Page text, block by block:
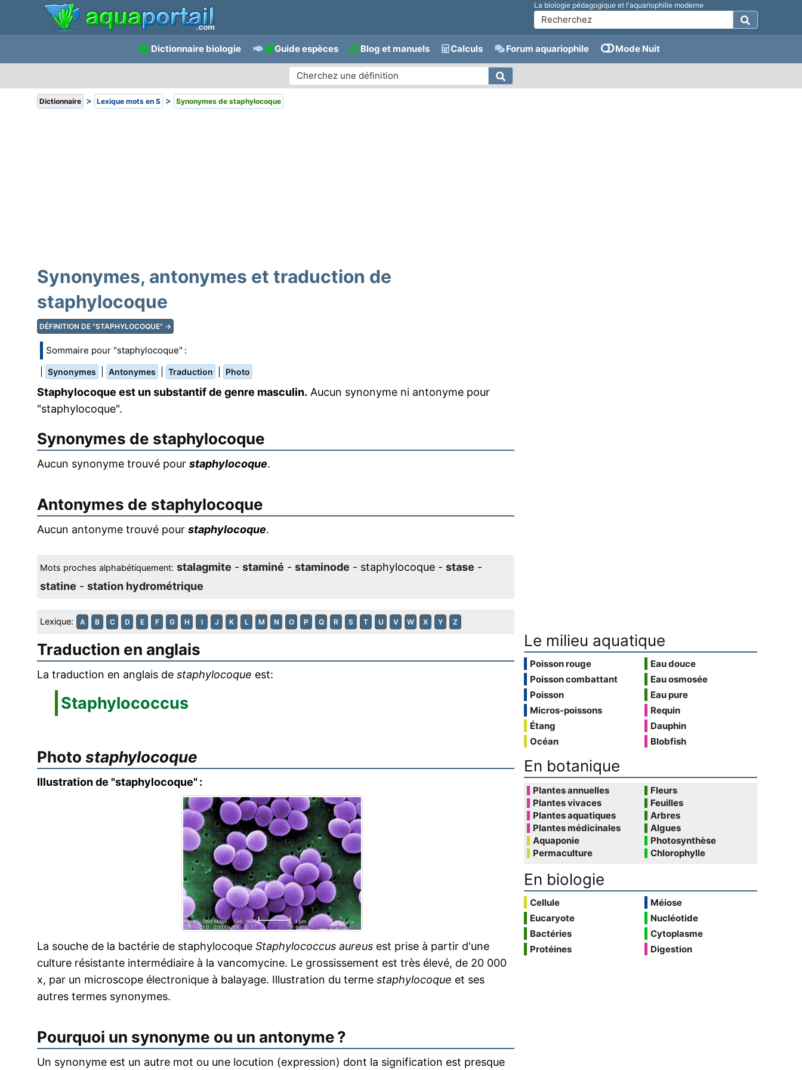
La biologie pédagogique et l'aquariophilie moderne
Dictionnaire biologie Guide espèces Blog et manuels Calculs Forum aquariophile Mode Nuit
Dictionnaire > Lexique mots en S > Synonymes de staphylocoque
Synonymes, antonymes et traduction de
staphylocoque
DÉFINITION DE "STAPHYLOCOQUE" →
Sommaire pour "staphylocoque" :
Synonymes Antonymes Traduction Photo
Staphylocoque est un substantif de genre masculin. Aucun synonyme ni antonyme pour
"staphylocoque".
Synonymes de staphylocoque
Aucun synonyme trouvé pour staphylocoque.
Antonymes de staphylocoque
Aucun antonyme trouvé pour staphylocoque.
Mots proches alphabétiquement: stalagmite - staminé - staminode - staphylocoque - stase -
statine - station hydrométrique
Lexique: A B C D E F G H I J K L M N O P Q R S T U V W X Y Z
Traduction en anglais
La traduction en anglais de staphylocoque est:
Staphylococcus
Photo staphylocoque
Illustration de "staphylocoque" :
La souche de la bactérie de staphylocoque Staphylococcus aureus est prise à partir d'une
culture résistante intermédiaire à la vancomycine. Le grossissement est très élevé, de 20 000
x, par un microscope électronique à balayage. Illustration du terme staphylocoque et ses
autres termes synonymes.
Pourquoi un synonyme ou un antonyme ?
Un synonyme est un autre mot ou une locution (expression) dont la signification est presque
Le milieu aquatique
Poisson rouge
Poisson combattant
Poisson
Micros-poissons
Étang
Océan
Eau douce
Eau osmosée
Eau pure
Requin
Dauphin
Blobfish
En botanique
Plantes annuelles
Plantes vivaces
Plantes aquatiques
Plantes médicinales
Aquaponie
Permaculture
Fleurs
Feuilles
Arbres
Algues
Photosynthèse
Chlorophylle
En biologie
Cellule
Eucaryote
Bactéries
Protéines
Méiose
Nucléotide
Cytoplasme
Digestion